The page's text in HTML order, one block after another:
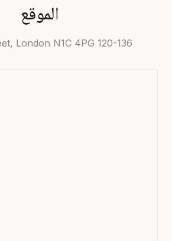
الموقع
120-136 Camley Street, London N1C 4PG